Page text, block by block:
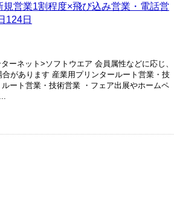
営業1割程度×飛び込み営業・電話営
124日
ーネット>ソフトウエア 会員属性などに応じ、
があります 産業用プリンタールート営業・技
ート営業・技術営業 ・フェア出展やホームペ